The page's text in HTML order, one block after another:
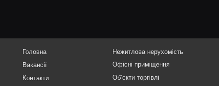
Головна
Вакансії
Контакти
Нежитлова нерухомість
Офісні приміщення
Об’єкти торгівлі